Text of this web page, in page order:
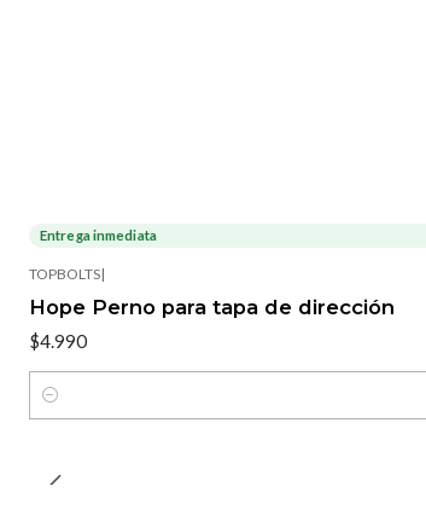
Entrega inmediata
TOPBOLTS|
Hope Perno para tapa de dirección
$4.990
Cantidad